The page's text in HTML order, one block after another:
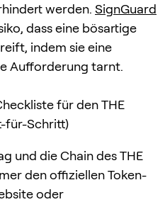
werden. SignGuard
dass eine bösartige
indem sie eine
Aufforderung tarnt.
für den THE
für-Schritt)
und die Chain des THE
den offiziellen Token-
oder